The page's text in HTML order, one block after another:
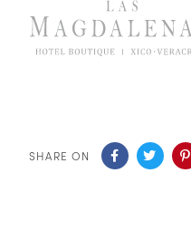
SHARE ON